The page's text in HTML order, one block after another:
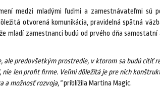
medzi mladými ľuďmi a zamestnávateľmi sú
otvorená komunikácia, pravidelná spätná
mladí zamestnanci budú od prvého dňa samostatní
ale predovšetkým prostredie, v ktorom sa budú cítiť
nie len profit firme. Veľmi dôležitá je pre nich
a možnosť rozvoja,“priblížila Martina Magic.